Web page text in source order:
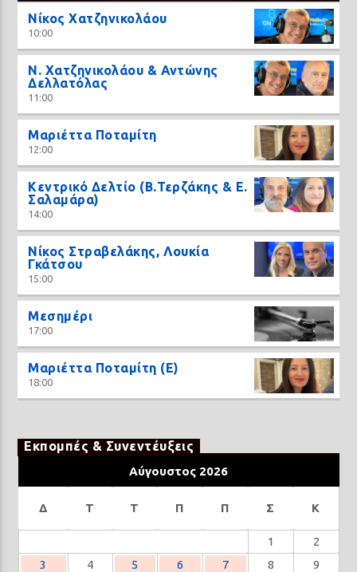
Νίκος Χατζηνικολάου
10:00
N. Χατζηνικολάου & Αντώνης
Δελλατόλας
11:00
Μαριέττα Ποταμίτη
12:00
Κεντρικό Δελτίο (Β.Τερζάκης & Ε.
Σαλαμάρα)
14:00
Νίκος Στραβελάκης, Λουκία
Γκάτσου
15:00
Μεσημέρι
17:00
Μαριέττα Ποταμίτη (Ε)
18:00
Εκπομπές & Συνεντέυξεις
Αύγουστος 2026
Δ Τ Τ Π Π Σ Κ
1
2
3
4 5 6 7 8
9